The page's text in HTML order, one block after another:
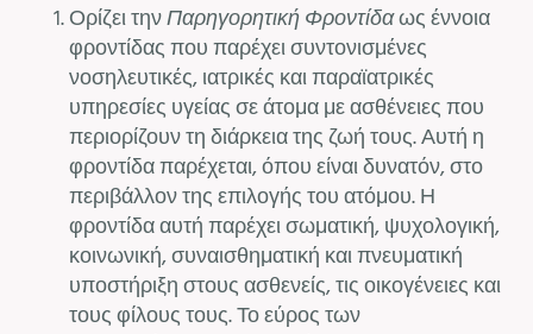
Ορίζει τηνΠαρηγορητική Φροντίδαως έννοια
φροντίδας που παρέχει συντονισμένες
νοσηλευτικές, ιατρικές και παραϊατρικές
υπηρεσίες υγείας σε άτομα με ασθένειες που
περιορίζουν τη διάρκεια της ζωή τους. Αυτή η
φροντίδα παρέχεται, όπου είναι δυνατόν, στο
περιβάλλον της επιλογής του ατόμου. Η
φροντίδα αυτή παρέχει σωματική, ψυχολογική,
κοινωνική, συναισθηματική και πνευματική
υποστήριξη στους ασθενείς, τις οικογένειες και
τους φίλους τους. Το εύρος των